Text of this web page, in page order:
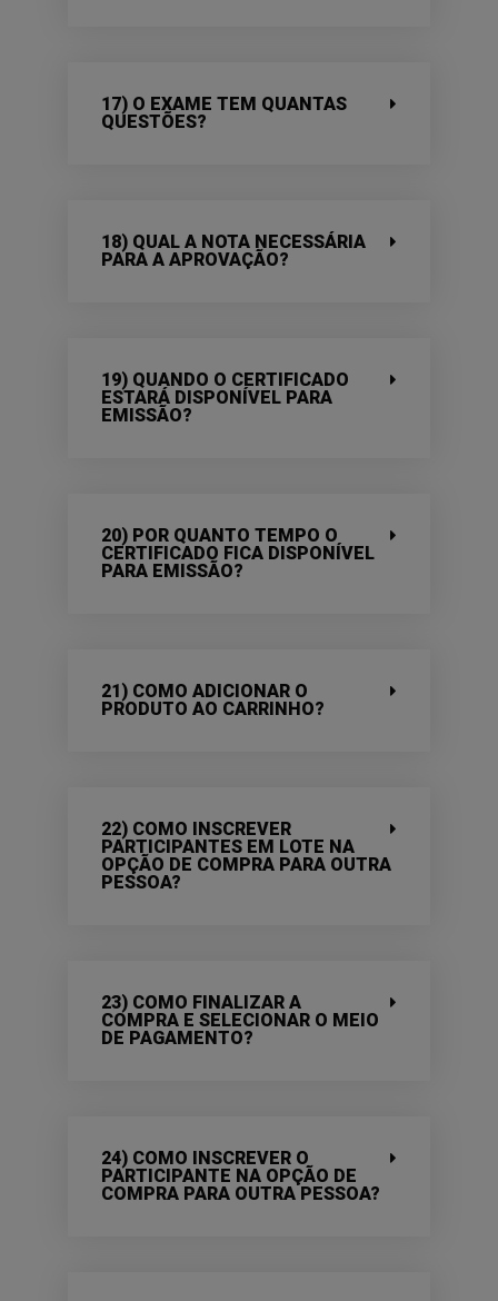
17) O EXAME TEM QUANTAS
QUESTÕES?
18) QUAL A NOTA NECESSÁRIA
PARA A APROVAÇÃO?
19) QUANDO O CERTIFICADO
ESTARÁ DISPONÍVEL PARA
EMISSÃO?
20) POR QUANTO TEMPO O
CERTIFICADO FICA DISPONÍVEL
PARA EMISSÃO?
21) COMO ADICIONAR O
PRODUTO AO CARRINHO?
22) COMO INSCREVER
PARTICIPANTES EM LOTE NA
OPÇÃO DE COMPRA PARA OUTRA
PESSOA?
23) COMO FINALIZAR A
COMPRA E SELECIONAR O MEIO
DE PAGAMENTO?
24) COMO INSCREVER O
PARTICIPANTE NA OPÇÃO DE
COMPRA PARA OUTRA PESSOA?